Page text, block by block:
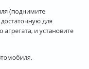
(поднимите
для
и установите